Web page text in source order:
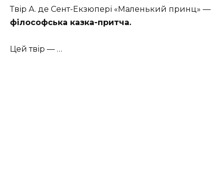
Твір А. де Сент-Екзюпері «Маленький принц» —
філософська казка-притча.
Цей твір — …